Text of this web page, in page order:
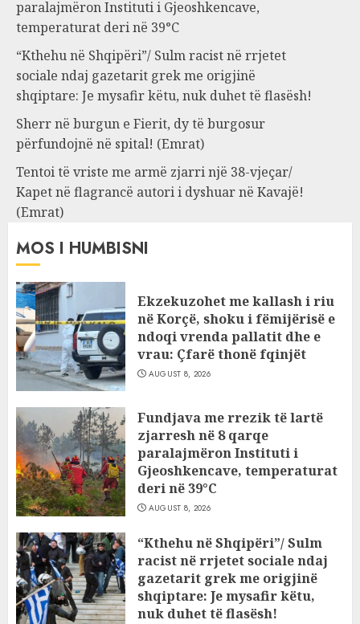
paralajmëron Instituti i Gjeoshkencave,
temperaturat deri në 39°C
“Kthehu në Shqipëri”/ Sulm racist në rrjetet
sociale ndaj gazetarit grek me origjinë
shqiptare: Je mysafir këtu, nuk duhet të flasësh!
Sherr në burgun e Fierit, dy të burgosur
përfundojnë në spital! (Emrat)
Tentoi të vriste me armë zjarri një 38-vjeçar/
Kapet në flagrancë autori i dyshuar në Kavajë!
(Emrat)
MOS I HUMBISNI
Ekzekuzohet me kallash i riu
në Korçë, shoku i fëmijërisë e
ndoqi vrenda pallatit dhe e
vrau: Çfarë thonë fqinjët
AUGUST 8, 2026
Fundjava me rrezik të lartë
zjarresh në 8 qarqe
paralajmëron Instituti i
Gjeoshkencave, temperaturat
deri në 39°C
AUGUST 8, 2026
“Kthehu në Shqipëri”/ Sulm
racist në rrjetet sociale ndaj
gazetarit grek me origjinë
shqiptare: Je mysafir këtu,
nuk duhet të flasësh!